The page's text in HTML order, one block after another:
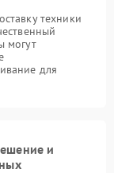
техники
могут
для
и